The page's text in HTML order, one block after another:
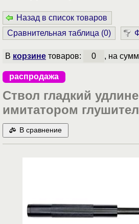
Назад в список товаров
Сравнительная таблица (0)
В корзинетоваров: 0 , на
распродажа
Ствол гладкий
имитатором
В сравнение